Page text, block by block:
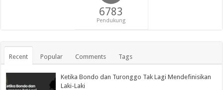
6783
Pendukung
Recent Popular Comments Tags
Ketika Bondo dan Turonggo Tak Lagi Mendefinisikan
Laki-Laki